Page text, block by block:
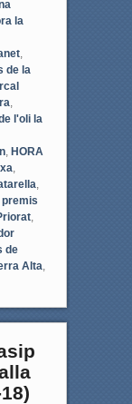
la
,
de la
,
l'oli la
, HORA
,
,
premis
,
de
Alta,